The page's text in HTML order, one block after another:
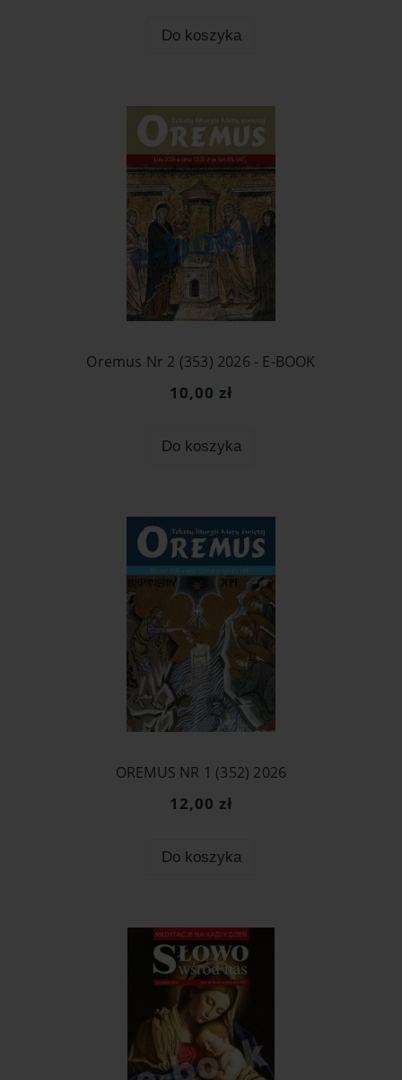
Do koszyka
Oremus Nr 2 (353) 2026 - E-BOOK
10,00 zł
Do koszyka
OREMUS NR 1 (352) 2026
12,00 zł
Do koszyka